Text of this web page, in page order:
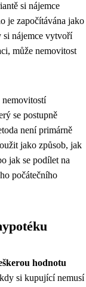
si nájemce
je započítávána jako
si nájemce vytvoří
může nemovitost
se postupně
není primárně
jako způsob, jak
jak se podílet na
počátečního
hodnotu
si kupující nemusí